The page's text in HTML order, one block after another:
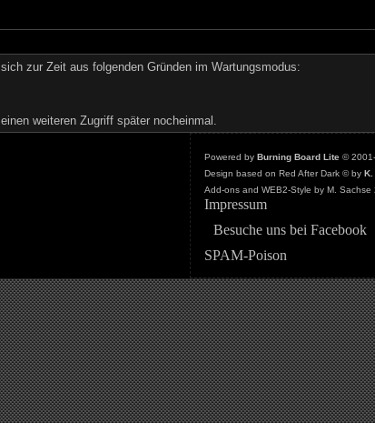
zur Zeit aus folgenden Gründen im Wartungsmodus:
weiteren Zugriff später nocheinmal.
Powered by Burning Board Lite©
Design based on Red After Dark © by K.
Add-ons and WEB2-Style by M. Sachse
Impressum
Besuche uns bei Facebook
SPAM-Poison